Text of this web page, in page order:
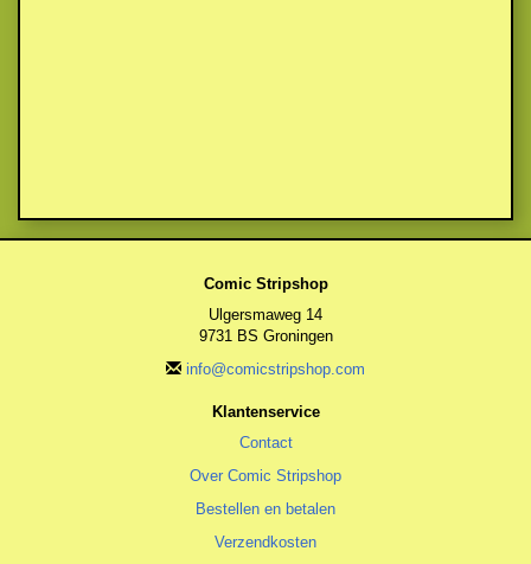
Comic Stripshop
Ulgersmaweg 14
9731 BS Groningen
info@comicstripshop.com
Klantenservice
Contact
Over Comic Stripshop
Bestellen en betalen
Verzendkosten